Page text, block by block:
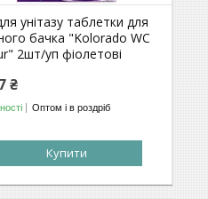
унітазу таблетки для
бачка "Kolorado WC
2шт/уп фіолетові
₴
Оптом і в роздріб
Купити